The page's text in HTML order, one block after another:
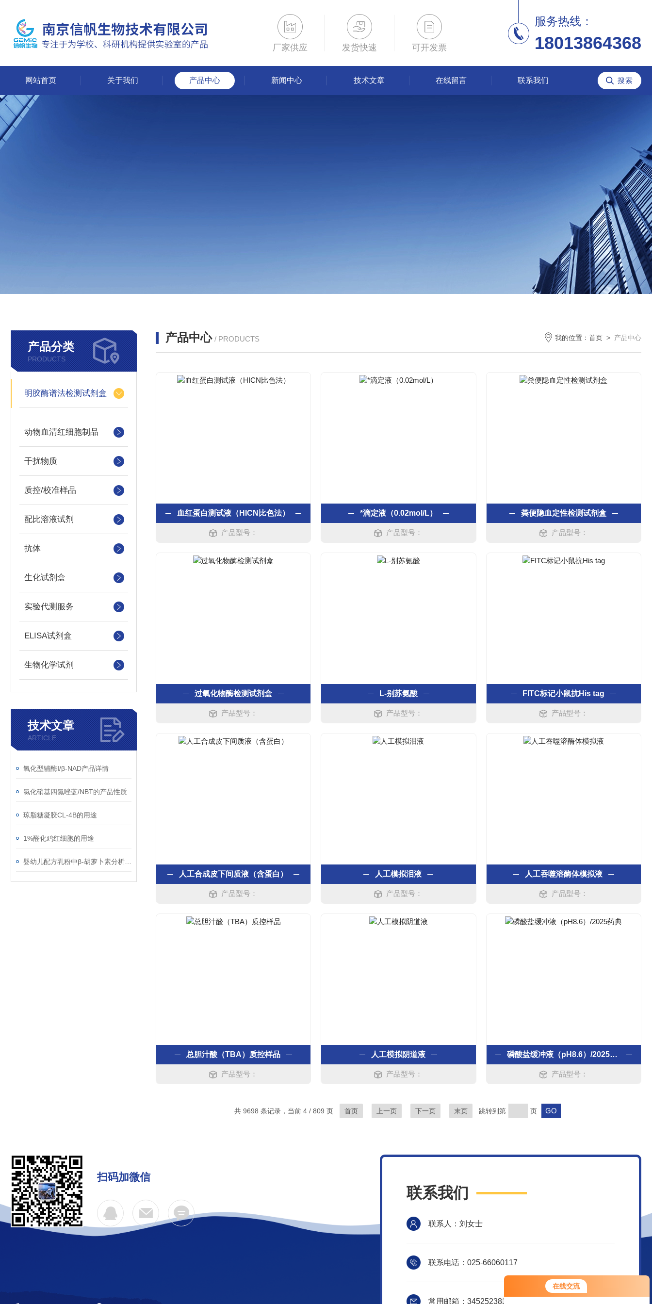
在线交流
厂家供应 发货快速 可开发票
服务热线：
18013864368
网站首页 关于我们 产品中心 新闻中心 技术文章 在线留言 联系我们
产品分类
PRODUCTS
明胶酶谱法检测试剂盒
动物血清红细胞制品
干扰物质
质控/校准样品
配比溶液试剂
抗体
生化试剂盒
实验代测服务
ELISA试剂盒
生物化学试剂
技术文章
ARTICLE
氧化型辅酶Ⅰ/β-NAD产品详情
氯化硝基四氮唑蓝/NBT的产品性质
琼脂糖凝胶CL-4B的用途
1%醛化鸡红细胞的用途
产品中心 / PRODUCTS 我的位置： 首页 > 产品中心
血红蛋白测试液（HICN比色法）
产品型号：
*滴定液（0.02mol/L）
产品型号：
粪便隐血定性检测试剂盒
产品型号：
过氧化物酶检测试剂盒
产品型号：
L-别苏氨酸
产品型号：
FITC标记小鼠抗His tag
产品型号：
人工合成皮下间质液（含蛋白）
产品型号：
人工模拟泪液
产品型号：
人工吞噬溶酶体模拟液
产品型号：
总胆汁酸（TBA）质控样品
产品型号：
人工模拟阴道液
产品型号：
磷酸盐缓冲液（pH8.6）/2025药典
产品型号：
共 9698 条记录，当前 4 / 809 页 首页 上一页 下一页 末页 跳转到第 页
扫码加微信
联系我们
联系人：刘女士
联系电话：025-66060117
常用邮箱：3452523816@qq.com